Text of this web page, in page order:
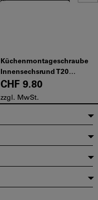
Küchenmontageschraube
Innensechsrund T20
5,5x60mm
CHF 9.80
zzgl. MwSt.